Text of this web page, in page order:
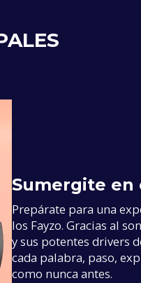
Sumergite en
Prepárate para una
los Fayzo. Gracias al
y sus potentes drivers
cada palabra, paso,
como nunca antes.